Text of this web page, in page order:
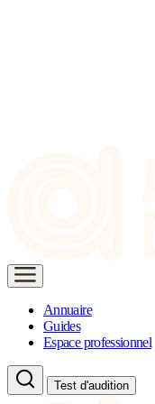
Annuaire
Guides
Espace professionnel
Test d'audition